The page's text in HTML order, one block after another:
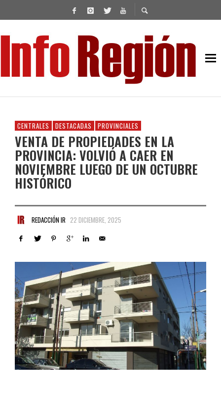
CENTRALES DESTACADAS PROVINCIALES
VENTA DE PROPIEDADES EN LA
PROVINCIA: VOLVIÓ A CAER EN
NOVIEMBRE LUEGO DE UN OCTUBRE
HISTÓRICO
REDACCIÓN IR 22 DICIEMBRE, 2025